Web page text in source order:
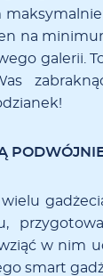
na
ga­le­rii.
w nim
smart